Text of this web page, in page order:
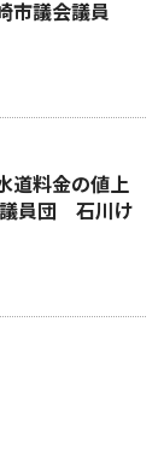
市議会議員
道料金の値上
員団 石川け